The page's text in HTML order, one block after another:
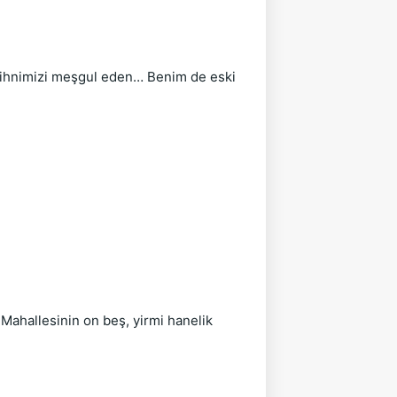
meşgul eden… Benim de eski
on beş, yirmi hanelik